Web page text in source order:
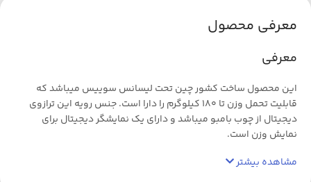
معرفی محصول
معرفی
این محصول ساخت کشور چین تحت لیسانس سوییس میباشد که
قابلیت تحمل وزن تا 180 کیلوگرم را دارا است. جنس رویه این ترازوی
دیجیتال از چوب بامبو میباشد و دارای یک نمایشگر دیجیتال برای
نمایش وزن است.
مشاهده بیشتر